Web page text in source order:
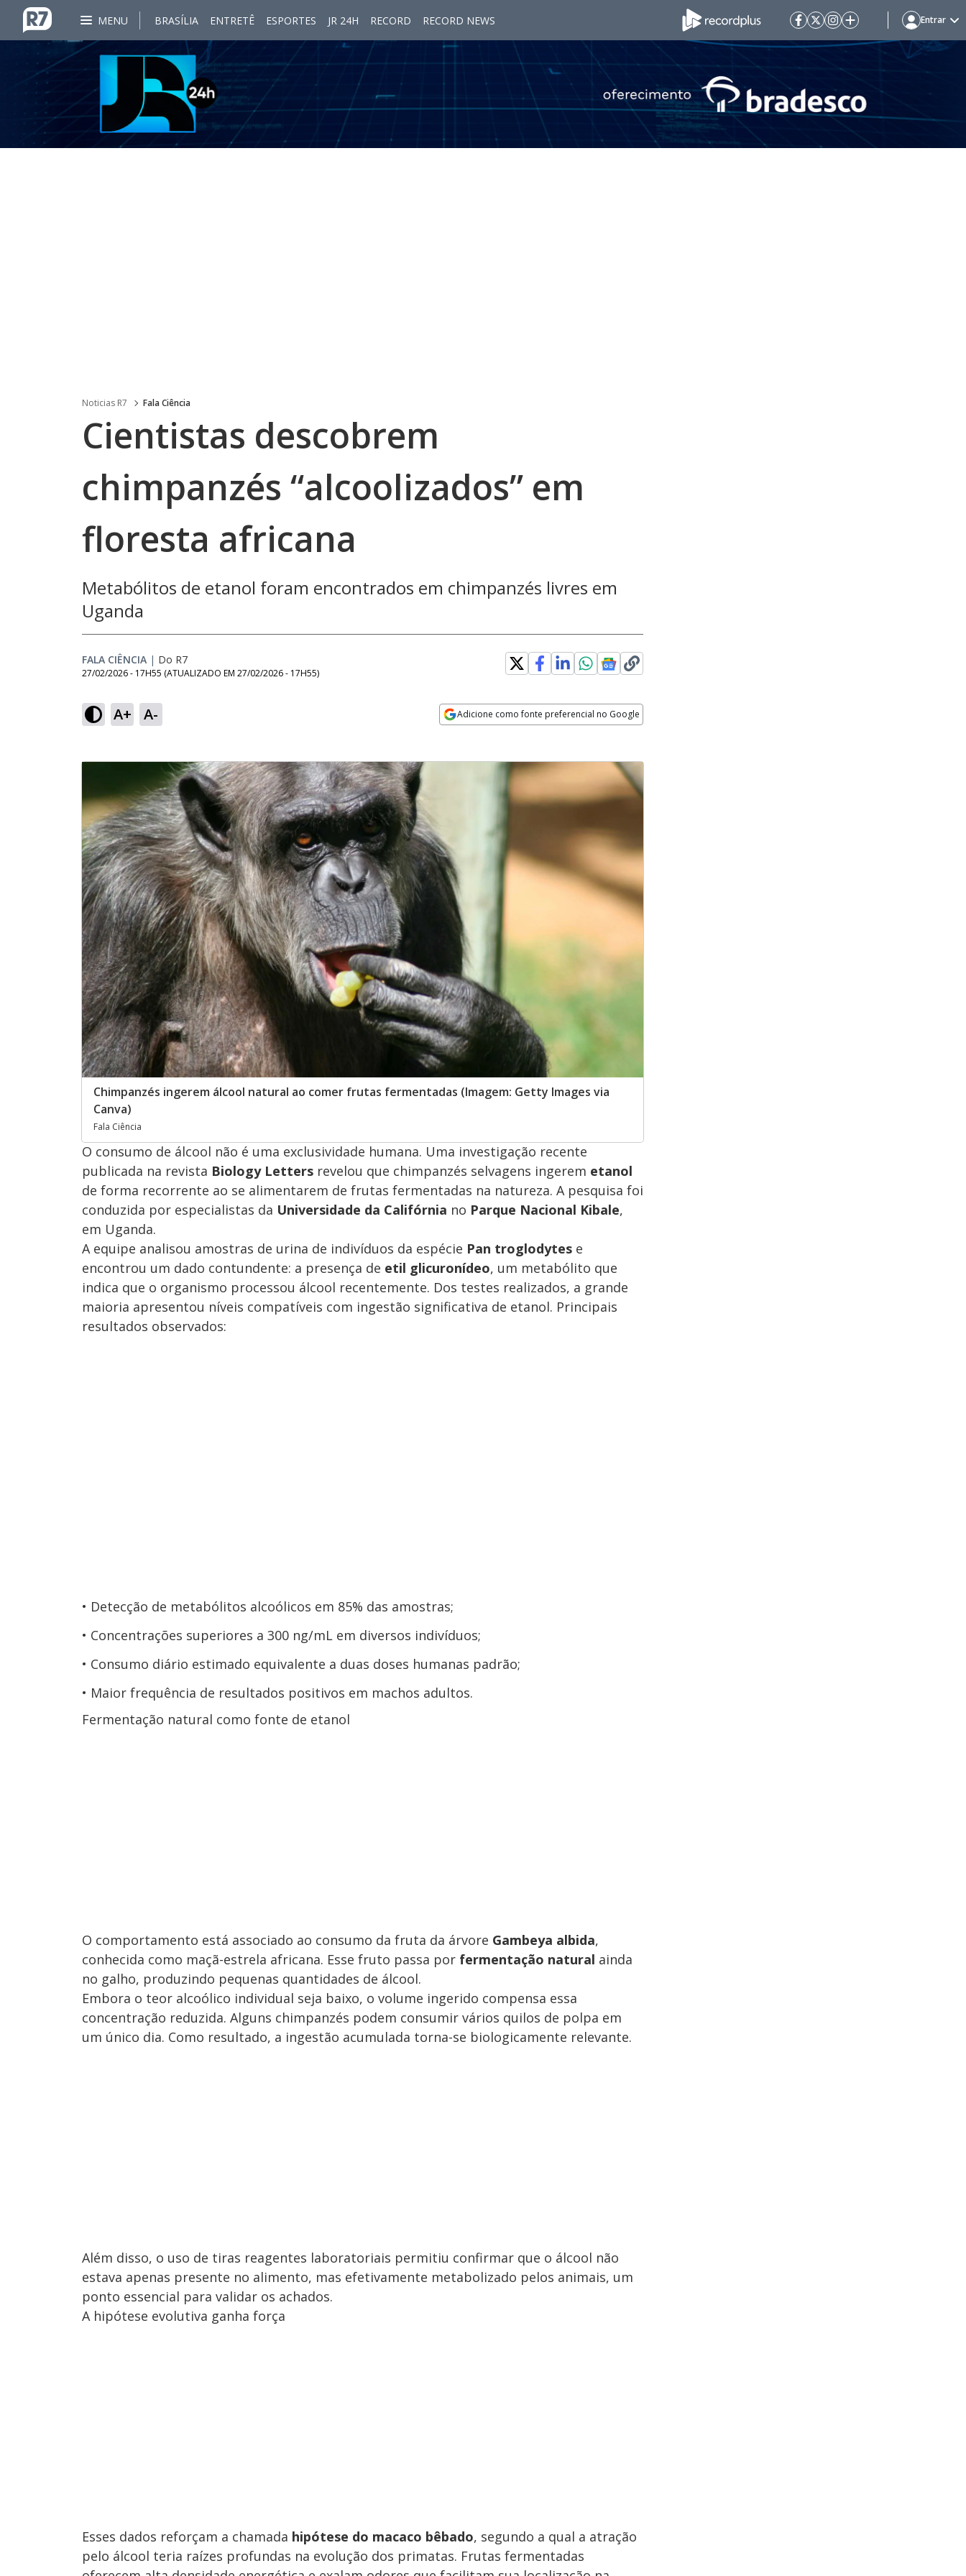
MENU BRASÍLIA ENTRETÊ ESPORTES JR 24H RECORD RECORD NEWS Entrar
Noticias R7 Fala Ciência
Cientistas descobrem
chimpanzés “alcoolizados” em
floresta africana
Metabólitos de etanol foram encontrados em chimpanzés livres em
Uganda
FALA CIÊNCIA | Do R7
27/02/2026 - 17H55 (ATUALIZADO EM 27/02/2026 - 17H55)
A+ A- Adicione como fonte preferencial no Google
Chimpanzés ingerem álcool natural ao comer frutas fermentadas (Imagem: Getty Images via
Canva)
Fala Ciência
O consumo de álcool não é uma exclusividade humana. Uma investigação recente
publicada na revista Biology Letters revelou que chimpanzés selvagens ingerem etanol
de forma recorrente ao se alimentarem de frutas fermentadas na natureza. A pesquisa foi
conduzida por especialistas da Universidade da Califórnia no Parque Nacional Kibale,
em Uganda.
A equipe analisou amostras de urina de indivíduos da espécie Pan troglodytes e
encontrou um dado contundente: a presença de etil glicuronídeo, um metabólito que
indica que o organismo processou álcool recentemente. Dos testes realizados, a grande
maioria apresentou níveis compatíveis com ingestão significativa de etanol. Principais
resultados observados:
Detecção de metabólitos alcoólicos em 85% das amostras;
Concentrações superiores a 300 ng/mL em diversos indivíduos;
Consumo diário estimado equivalente a duas doses humanas padrão;
Maior frequência de resultados positivos em machos adultos.
Fermentação natural como fonte de etanol
O comportamento está associado ao consumo da fruta da árvore Gambeya albida,
conhecida como maçã-estrela africana. Esse fruto passa por fermentação natural ainda
no galho, produzindo pequenas quantidades de álcool.
Embora o teor alcoólico individual seja baixo, o volume ingerido compensa essa
concentração reduzida. Alguns chimpanzés podem consumir vários quilos de polpa em
um único dia. Como resultado, a ingestão acumulada torna-se biologicamente relevante.
Além disso, o uso de tiras reagentes laboratoriais permitiu confirmar que o álcool não
estava apenas presente no alimento, mas efetivamente metabolizado pelos animais, um
ponto essencial para validar os achados.
A hipótese evolutiva ganha força
Esses dados reforçam a chamada hipótese do macaco bêbado, segundo a qual a atração
pelo álcool teria raízes profundas na evolução dos primatas. Frutas fermentadas